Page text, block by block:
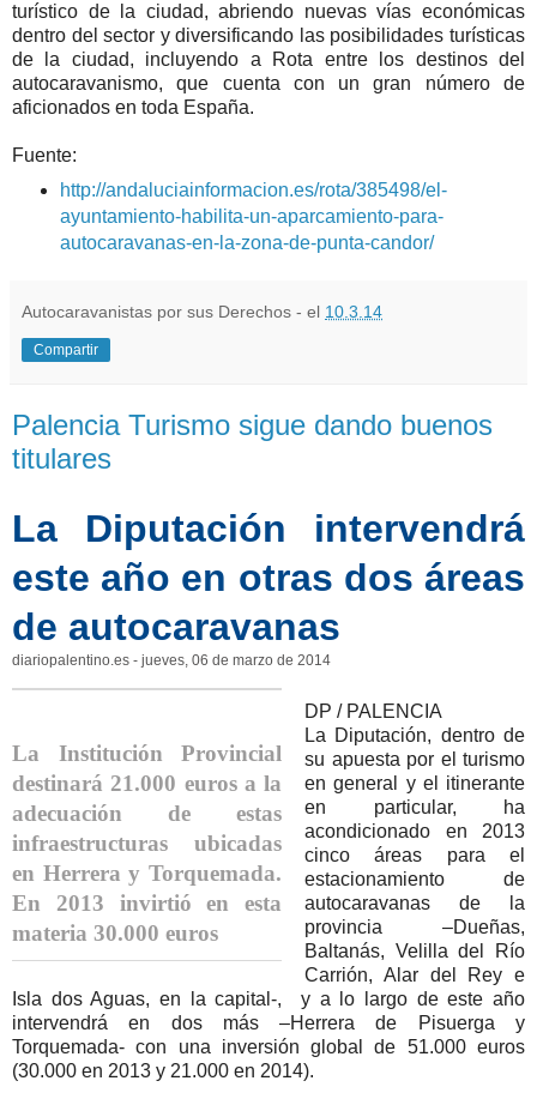
turístico de la ciudad, abriendo nuevas vías económicas
dentro del sector y diversificando las posibilidades turísticas
de la ciudad, incluyendo a Rota entre los destinos del
autocaravanismo, que cuenta con un gran número de
aficionados en toda España.
Fuente:
http://andaluciainformacion.es/rota/385498/el-
ayuntamiento-habilita-un-aparcamiento-para-
autocaravanas-en-la-zona-de-punta-candor/
Autocaravanistas por sus Derechos - el 10.3.14
Compartir
Palencia Turismo sigue dando buenos
titulares
La Diputación intervendrá
este año en otras dos áreas
de autocaravanas
diariopalentino.es - jueves, 06 de marzo de 2014
La Institución Provincial
destinará 21.000 euros a la
adecuación de estas
infraestructuras ubicadas
en Herrera y Torquemada.
En 2013 invirtió en esta
materia 30.000 euros
DP / PALENCIA
La Diputación, dentro de
su apuesta por el turismo
en general y el itinerante
en particular, ha
acondicionado en 2013
cinco áreas para el
estacionamiento de
autocaravanas de la
provincia –Dueñas,
Baltanás, Velilla del Río
Carrión, Alar del Rey e
Isla dos Aguas, en la capital-, y a lo largo de este año
intervendrá en dos más –Herrera de Pisuerga y
Torquemada- con una inversión global de 51.000 euros
(30.000 en 2013 y 21.000 en 2014).